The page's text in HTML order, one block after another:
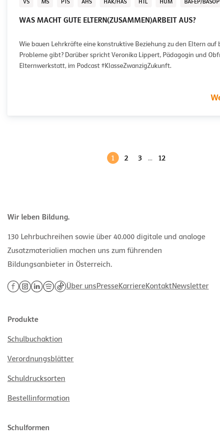
VS MS PTS AHS HAK/HAS HTL HUM BAFEP/BASOP
WAS MACHT GUTE ELTERN(ZUSAMMEN)ARBEIT AUS?
Wie bauen Lehrkräfte eine konstruktive Beziehung zu den Eltern auf
Probleme gibt? Darüber spricht Veronika Lippert, Pädagogin und
Elternwerkstatt, im Podcast #KlasseZwanzigZukunft.
1 2 3 ... 12
Wir leben Bildung.
130 Lehrbuchreihen sowie über 40.000 digitale und analoge
Zusatzmaterialien machen uns zum führenden
Bildungsanbieter in Österreich.
Über unsPresseKarriereKontaktNewsletter
Produkte
Schulbuchaktion
Verordnungsblätter
Schuldrucksorten
Bestellinformation
Schulformen